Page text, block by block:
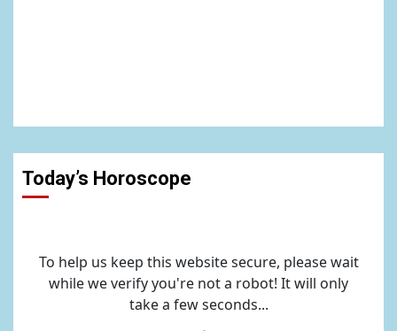
Today’s Horoscope